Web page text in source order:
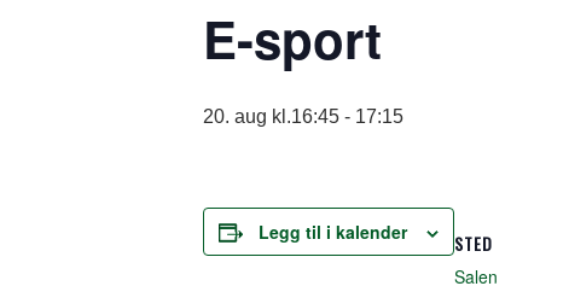
E-sport
20. aug kl.16:45 - 17:15
Legg til i kalender STED
Salen